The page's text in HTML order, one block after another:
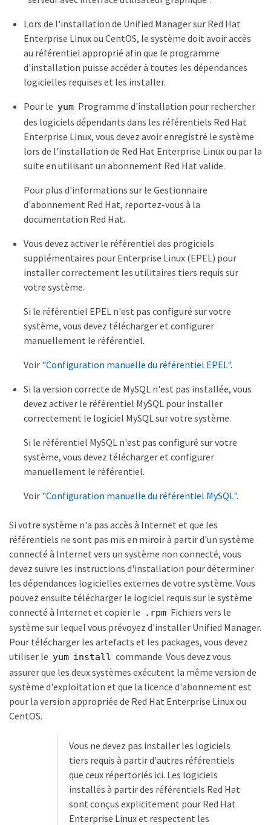
Lors de l'installation de Unified Manager sur Red Hat
Enterprise Linux ou CentOS, le système doit avoir accès
au référentiel approprié afin que le programme
d'installation puisse accéder à toutes les dépendances
logicielles requises et les installer.
Pour le yum Programme d'installation pour rechercher
des logiciels dépendants dans les référentiels Red Hat
Enterprise Linux, vous devez avoir enregistré le système
lors de l'installation de Red Hat Enterprise Linux ou par la
suite en utilisant un abonnement Red Hat valide.
Pour plus d'informations sur le Gestionnaire
d'abonnement Red Hat, reportez-vous à la
documentation Red Hat.
Vous devez activer le référentiel des progiciels
supplémentaires pour Enterprise Linux (EPEL) pour
installer correctement les utilitaires tiers requis sur
votre système.
Si le référentiel EPEL n'est pas configuré sur votre
système, vous devez télécharger et configurer
manuellement le référentiel.
Voir "Configuration manuelle du référentiel EPEL".
Si la version correcte de MySQL n'est pas installée, vous
devez activer le référentiel MySQL pour installer
correctement le logiciel MySQL sur votre système.
Si le référentiel MySQL n'est pas configuré sur votre
système, vous devez télécharger et configurer
manuellement le référentiel.
Voir "Configuration manuelle du référentiel MySQL".
Si votre système n'a pas accès à Internet et que les
référentiels ne sont pas mis en miroir à partir d'un système
connecté à Internet vers un système non connecté, vous
devez suivre les instructions d'installation pour déterminer
les dépendances logicielles externes de votre système. Vous
pouvez ensuite télécharger le logiciel requis sur le système
connecté à Internet et copier le
.rpm Fichiers vers le
système sur lequel vous prévoyez d'installer Unified Manager.
Pour télécharger les artefacts et les packages, vous devez
utiliser le yum install commande. Vous devez vous
assurer que les deux systèmes exécutent la même version de
système d'exploitation et que la licence d'abonnement est
pour la version appropriée de Red Hat Enterprise Linux ou
CentOS.
Vous ne devez pas installer les logiciels
tiers requis à partir d'autres référentiels
que ceux répertoriés ici. Les logiciels
installés à partir des référentiels Red Hat
sont conçus explicitement pour Red Hat
Enterprise Linux et respectent les